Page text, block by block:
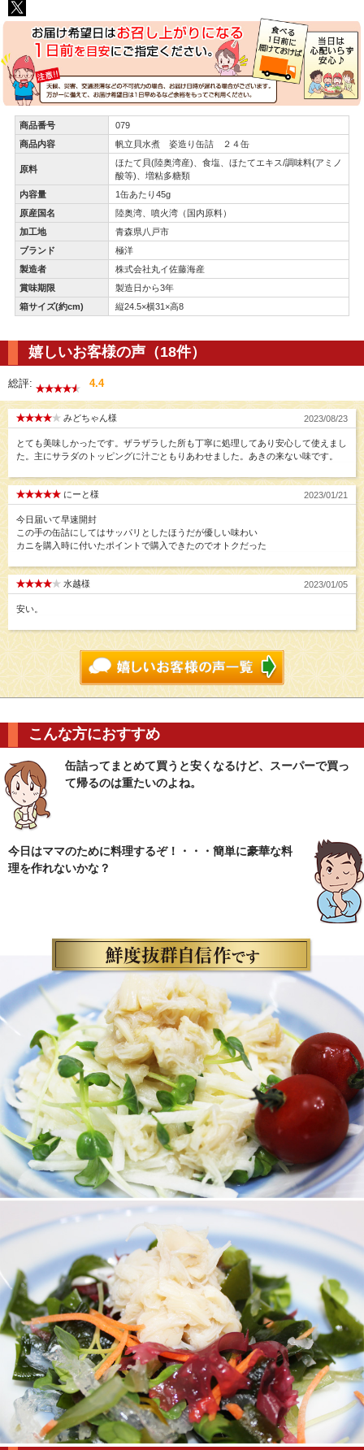
商品番号
079
商品内容
帆立貝水煮 姿造り缶詰 ２４缶
原料
ほたて貝(陸奥湾産)、食塩、ほたてエキス/調味料(アミノ
酸等)、増粘多糖類
内容量
1缶あたり45g
原産国名
陸奥湾、噴火湾（国内原料）
加工地
青森県八戸市
ブランド
極洋
製造者
株式会社丸イ佐藤海産
賞味期限
製造日から3年
箱サイズ(約cm)
縦24.5×横31×高8
嬉しいお客様の声（18件）
総評: 4.4
みどちゃん様 2023/08/23
とても美味しかったです。ザラザラした所も丁寧に処理してあり安心して使えまし
た。主にサラダのトッピングに汁ごともりあわせました。あきの来ない味です。
にーと様 2023/01/21
今日届いて早速開封
この手の缶詰にしてはサッパリとしたほうだが優しい味わい
カニを購入時に付いたポイントで購入できたのでオトクだった
水越様 2023/01/05
安い。
こんな方におすすめ
缶詰ってまとめて買うと安くなるけど、スーパーで買っ
て帰るのは重たいのよね。
今日はママのために料理するぞ！・・・簡単に豪華な料
理を作れないかな？